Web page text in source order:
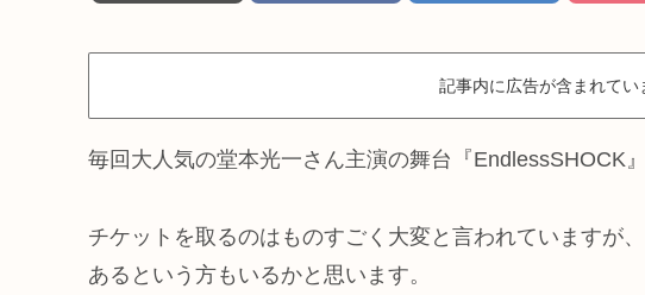
記事内に広告が含まれてい
毎回大人気の堂本光一さん主演の舞台『EndlessSHOCK』
チケットを取るのはものすごく大変と言われていますが
あるという方もいるかと思います。